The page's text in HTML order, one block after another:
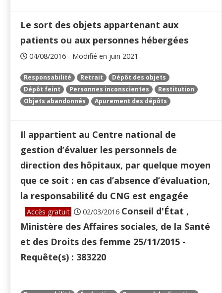
Le sort des objets appartenant aux
patients ou aux personnes hébergées
04/08/2016 - Modifié en juin 2021
Responsabilité Retrait
Dépôt des objets
Dépôt feint
Personnes inconscientes
Restitution
Objets abandonnés
Apurement des dépôts
Il appartient au Centre national de
gestion d’évaluer les personnels de
direction des hôpitaux, par quelque moyen
que ce soit : en cas d’absence d’évaluation,
la responsabilité du CNG est engagée
Accès gratuit 02/03/2016 Conseil d'État ,
Ministère des Affaires sociales, de la Santé
et des Droits des femme 25/11/2015 -
Requête(s) : 383220